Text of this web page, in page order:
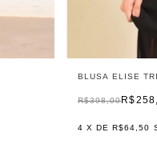
BLUSA ELISE
R$398,00
4 X DER$64,50